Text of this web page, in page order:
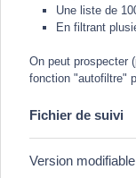
Une liste de
En filtrant
On peut prospecter
fonction "autofiltre"
Fichier de suivi
Version modifiable